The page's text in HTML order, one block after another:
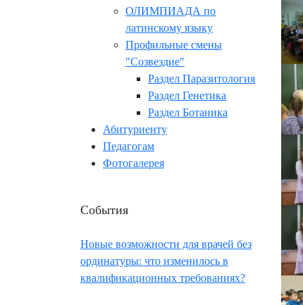
ОЛИМПИАДА по
латинскому языку
Профильные смены
"Созвездие"
Раздел Паразитология
Раздел Генетика
Раздел Ботаника
Абитуриенту
Педагогам
Фотогалерея
События
Новые возможности для врачей без
ординатуры: что изменилось в
квалификационных требованиях?